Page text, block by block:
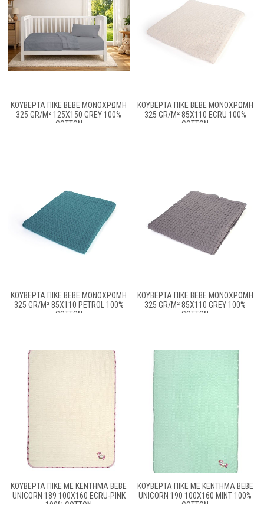
ΚΟΥΒΈΡΤΑ ΠΙΚΈ BEBE ΜΟΝΌΧΡΩΜΗ
325 GR/M² 125X150 GREY 100%
COTTON
ΚΟΥΒΈΡΤΑ ΠΙΚΈ BEBE ΜΟΝΌΧΡΩΜΗ
325 GR/M² 85X110 ECRU 100%
COTTON
ΚΟΥΒΈΡΤΑ ΠΙΚΈ BEBE ΜΟΝΌΧΡΩΜΗ
325 GR/M² 85X110 PETROL 100%
COTTON
ΚΟΥΒΈΡΤΑ ΠΙΚΈ BEBE ΜΟΝΌΧΡΩΜΗ
325 GR/M² 85X110 GREY 100%
COTTON
ΚΟΥΒΈΡΤΑ ΠΙΚΈ ΜΕ ΚΈΝΤΗΜΑ BEBE
UNICORN 189 100X160 ECRU-PINK
100% COTTON
ΚΟΥΒΈΡΤΑ ΠΙΚΈ ΜΕ ΚΈΝΤΗΜΑ BEBE
UNICORN 190 100X160 MINT 100%
COTTON